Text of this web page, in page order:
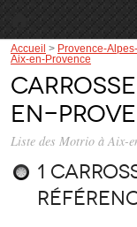
Accueil > Provence-
Aix-en-Provence
en-
Liste des Motrio à Aix-
1